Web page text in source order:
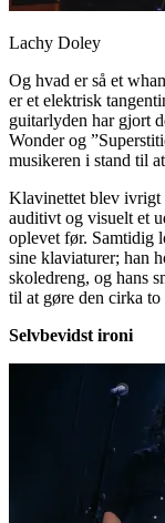
Lachy Doley
Og hvad er så et
er et elektrisk
guitarlyden har gjort
Wonder og
musikeren i stand til
Klavinettet blev ivrigt
auditivt og visuelt et
oplevet før. Samtidig
sine klaviaturer; han
skoledreng, og hans
til at gøre den cirka
Selvbevidst ironi